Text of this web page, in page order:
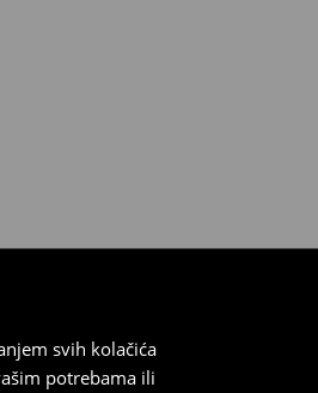
svih kolačića
potrebama ili